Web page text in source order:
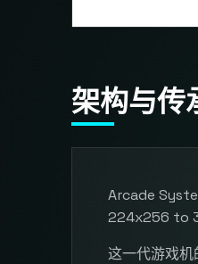
架构与传
Arcade
224x256 to
这一代游戏